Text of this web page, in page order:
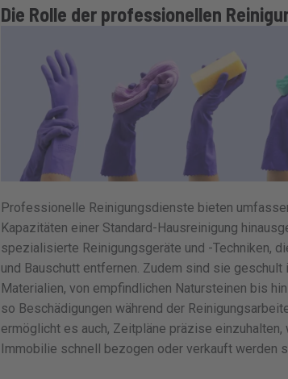
Die Rolle der professionellen
Professionelle Reinigungsdienste bieten
Kapazitäten einer Standard-Hausreinigung
spezialisierte Reinigungsgeräte und -Techniken,
und Bauschutt entfernen. Zudem sind sie
Materialien, von empfindlichen Natursteinen bis
so Beschädigungen während der
ermöglicht es auch, Zeitpläne präzise
Immobilie schnell bezogen oder verkauft werden